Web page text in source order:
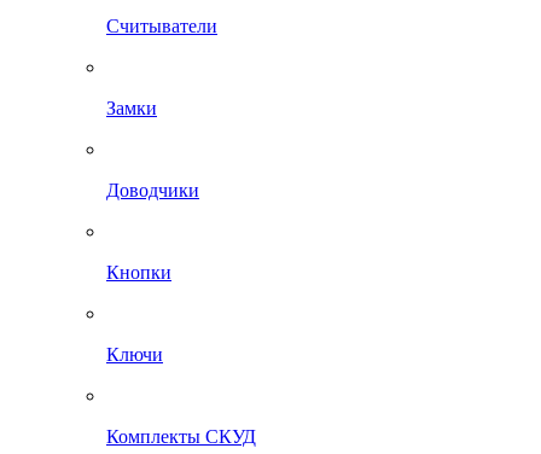
Считыватели
Замки
Доводчики
Кнопки
Ключи
Комплекты СКУД